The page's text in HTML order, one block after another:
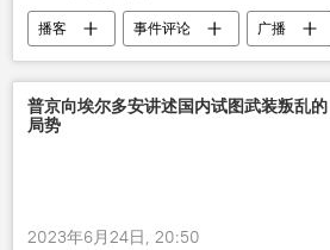
播客 事件评论 广播
普京向埃尔多安讲述国内试图武装叛乱的
局势
2023年6月24日, 20:50